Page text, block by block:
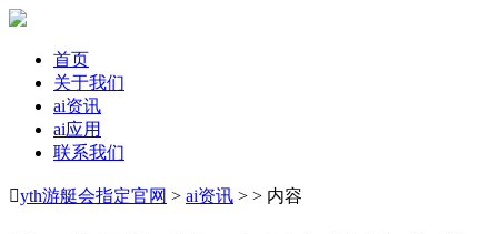
首页
关于我们
ai资讯
ai应用
联系我们
yth游艇会指定官网 > ai资讯 > > 内容